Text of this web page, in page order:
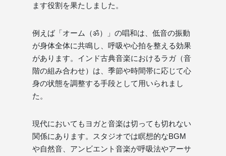
ます役割を果たしました。
例えば「オーム（ॐ）」の唱和は、低音の振動
が身体全体に共鳴し、呼吸や心拍を整える効果
があります。インド古典音楽におけるラガ（音
階の組み合わせ）は、季節や時間帯に応じて心
身の状態を調整する手段として用いられまし
た。
現代においてもヨガと音楽は切っても切れない
関係にあります。スタジオでは瞑想的なBGM
や自然音、アンビエント音楽が呼吸法やアーサ